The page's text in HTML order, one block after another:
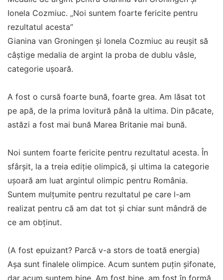
Ionela Cozmiuc. „Noi suntem foarte fericite pentru
rezultatul acesta”
Gianina van Groningen și Ionela Cozmiuc au reuşit să
câștige medalia de argint la proba de dublu vâsle,
categorie ușoară.
A fost o cursă foarte bună, foarte grea. Am lăsat tot
pe apă, de la prima lovitură până la ultima. Din păcate,
astăzi a fost mai bună Marea Britanie mai bună.
Noi suntem foarte fericite pentru rezultatul acesta. În
sfârșit, la a treia ediție olimpică, și ultima la categorie
ușoară am luat argintul olimpic pentru România.
Suntem mulțumite pentru rezultatul pe care l-am
realizat pentru că am dat tot și chiar sunt mândră de
ce am obținut.
(A fost epuizant? Parcă v-a stors de toată energia)
Așa sunt finalele olimpice. Acum suntem puțin șifonate,
dar acum suntem bine. Am fost bine, am fost în formă